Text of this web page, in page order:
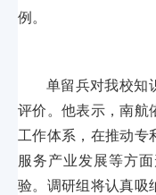
例。
单留兵对我校知
评价。他表示，南航
工作体系，在推动专
服务产业发展等方
验。调研组将认真吸